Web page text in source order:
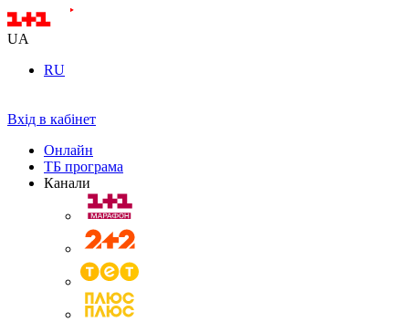
UA
RU
Вхід в кабінет
Онлайн
ТБ програма
Канали